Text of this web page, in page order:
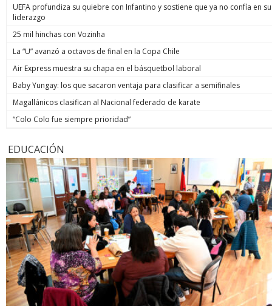
UEFA profundiza su quiebre con Infantino y sostiene que ya no confía en su
liderazgo
25 mil hinchas con Vozinha
La “U” avanzó a octavos de final en la Copa Chile
Air Express muestra su chapa en el básquetbol laboral
Baby Yungay: los que sacaron ventaja para clasificar a semifinales
Magallánicos clasifican al Nacional federado de karate
“Colo Colo fue siempre prioridad”
EDUCACIÓN